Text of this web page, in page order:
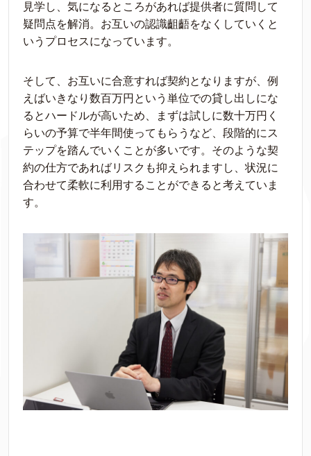
見学し、気になるところがあれば提供者に質問して
疑問点を解消。お互いの認識齟齬をなくしていくと
いうプロセスになっています。
そして、お互いに合意すれば契約となりますが、例
えばいきなり数百万円という単位での貸し出しにな
るとハードルが高いため、まずは試しに数十万円く
らいの予算で半年間使ってもらうなど、段階的にス
テップを踏んでいくことが多いです。そのような契
約の仕方であればリスクも抑えられますし、状況に
合わせて柔軟に利用することができると考えていま
す。